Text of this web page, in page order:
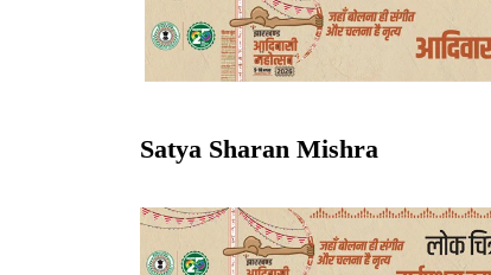
Satya Sharan Mishra